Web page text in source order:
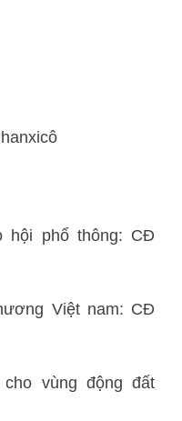
phổ thông: CĐ
Việt nam: CĐ
động đất